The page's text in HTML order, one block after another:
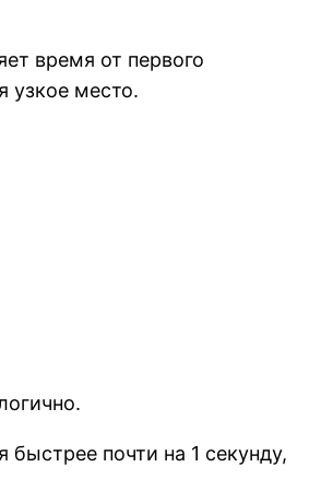
время от первого
узкое место.
почти на 1 секунду,